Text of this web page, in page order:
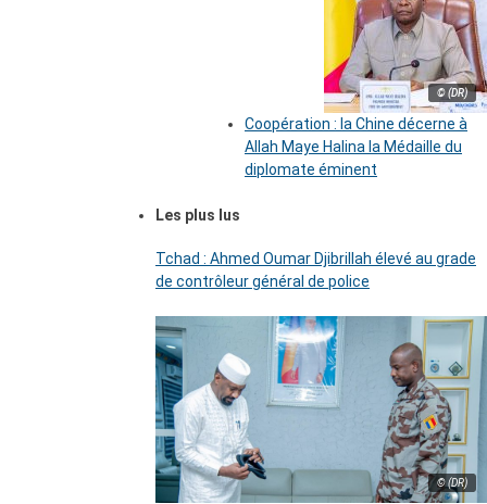
© (DR)
Coopération : la Chine décerne à
Allah Maye Halina la Médaille du
diplomate éminent
Les plus lus
Tchad : Ahmed Oumar Djibrillah élevé au grade
de contrôleur général de police
© (DR)